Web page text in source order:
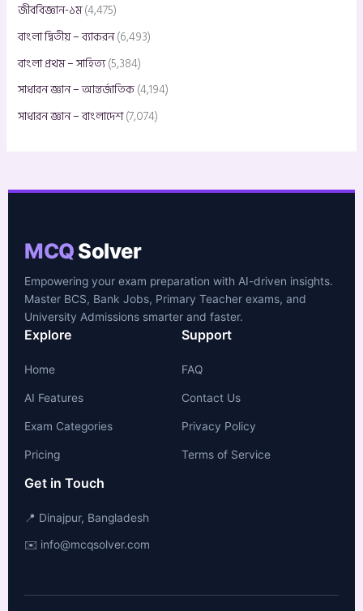
জীববিজ্ঞান-১ম(4,475)
বাংলা দ্বিতীয় – ব্যাকরন(6,493)
বাংলা প্রথম – সাহিত্য(5,384)
সাধারন জ্ঞান – আন্তর্জাতিক(4,194)
সাধারন জ্ঞান – বাংলাদেশ(7,074)
MCQSolver
Empowering your exam preparation with AI-driven insights.
Master BCS, Bank Jobs, Primary Teacher exams, and
University Admissions smarter and faster.
Explore
Home
AI Features
Exam Categories
Pricing
Support
FAQ
Contact Us
Privacy Policy
Terms of Service
Get in Touch
📍 Dinajpur, Bangladesh
✉️ info@mcqsolver.com